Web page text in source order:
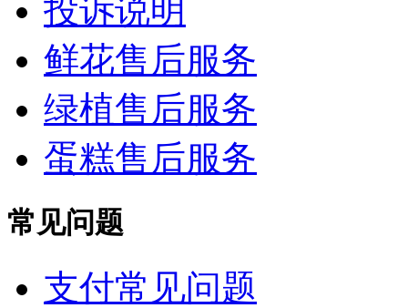
投诉说明
鲜花售后服务
绿植售后服务
蛋糕售后服务
常见问题
支付常见问题